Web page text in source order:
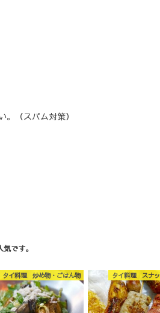
（スパム対策）
です。
タイ料理 炒め物・ごはん物 タイ料理 スナ